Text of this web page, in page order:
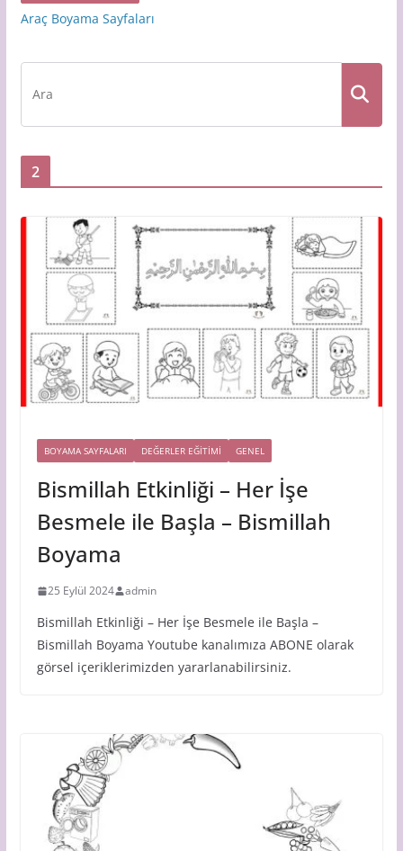
Araç Boyama Sayfaları
2
BOYAMA SAYFALARI DEĞERLER EĞİTİMİ GENEL
Bismillah Etkinliği – Her İşe
Besmele ile Başla – Bismillah
Boyama
25 Eylül 2024 admin
Bismillah Etkinliği – Her İşe Besmele ile Başla –
Bismillah Boyama Youtube kanalımıza ABONE olarak
görsel içeriklerimizden yararlanabilirsiniz.